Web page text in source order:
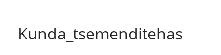
Kunda_tsemenditehas